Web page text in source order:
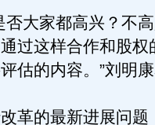
大家都高兴？不高
过这样合作和股权
估的内容。”刘明
的最新进展问题